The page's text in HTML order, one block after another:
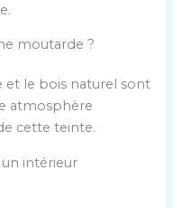
moutarde ?
et le bois naturel sont
atmosphère
cette teinte.
intérieur